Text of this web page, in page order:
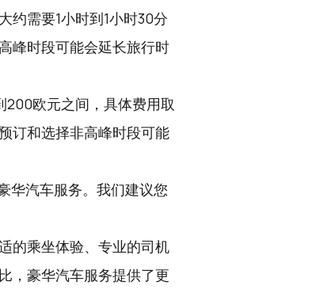
约需要1小时到1小时30分
峰时段可能会延长旅行时
200欧元之间，具体费用取
订和选择非高峰时段可能
华汽车服务。我们建议您
的乘坐体验、专业的司机
，豪华汽车服务提供了更